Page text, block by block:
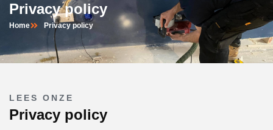
Privacy policy
Home Privacy policy
LEES ONZE
Privacy policy